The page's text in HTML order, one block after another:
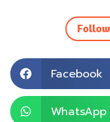
Facebook
WhatsApp